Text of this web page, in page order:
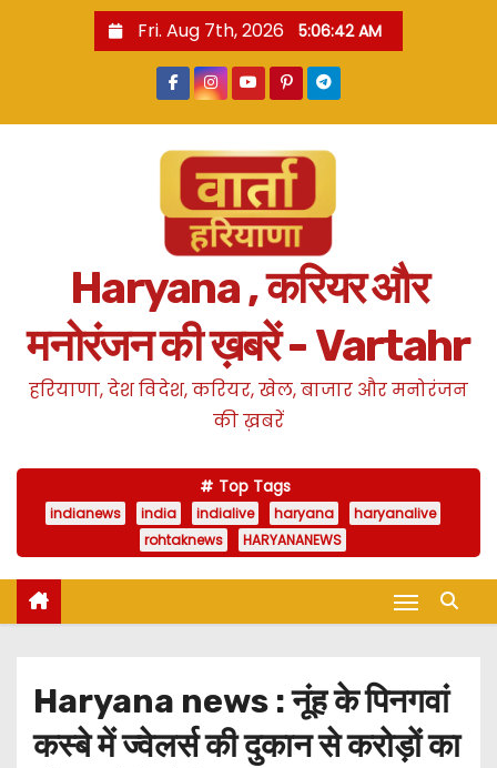
Fri. Aug 7th, 2026 5:06:43 AM
Haryana , करियर और
मनोरंजन की ख़बरें - Vartahr
हरियाणा, देश विदेश, करियर, खेल, बाजार और मनोरंजन
की ख़बरें
Top Tags
indianews india indialive haryana
haryanalive
rohtaknews
HARYANANEWS
Haryana news : नूंह के पिनगवां
कस्बे में ज्वेलर्स की दुकान से करोड़ों का